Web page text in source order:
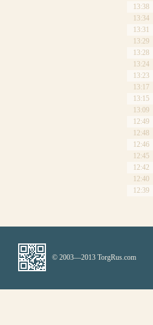
13:38
13:34
13:31
13:29
13:28
13:24
13:23
13:17
13:15
13:09
12:49
12:48
12:46
12:45
12:42
12:40
12:39
© 2003—2013 TorgRus.com